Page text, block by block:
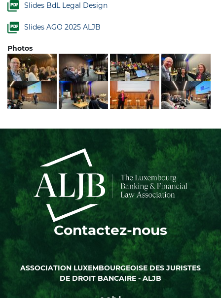
Slides BdL Legal Design
Slides AGO 2025 ALJB
Photos
Contactez-nous
ASSOCIATION LUXEMBOURGEOISE DES JURISTES
DE DROIT BANCAIRE - ALJB